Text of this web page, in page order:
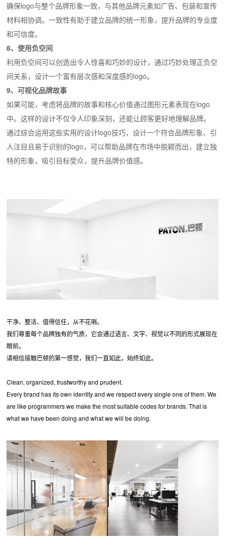
确保logo与整个品牌形象一致，与其他品牌元素如广告、包装和宣传
材料相协调。一致性有助于建立品牌的统一形象，提升品牌的专业度
和可信度。
8、使用负空间
利用负空间可以创造出令人惊喜和巧妙的设计，通过巧妙处理正负空
间关系，设计一个富有层次感和深度感的logo。
9、可视化品牌故事
如果可能，考虑将品牌的故事和核心价值通过图形元素表现在logo
中。这样的设计不仅令人印象深刻，还能让顾客更好地理解品牌。
通过综合运用这些实用的设计logo技巧，设计一个符合品牌形象、引
人注目且易于识别的logo，可以帮助品牌在市场中脱颖而出，建立独
特的形象，吸引目标受众，提升品牌价值感。
干净、整洁、值得信任，从不花哨。
我们尊重每个品牌独有的气质，它会通过语言、文字、视觉以不同的形式展现在
眼前。
请相信接触巴顿的第一感觉，我们一直如此，始终如此。
Clean, organized, trustworthy and prudent.
Every brand has its own identity and we respect every single one of them. We
are like programmers we make the most suitable codes for brands. That is
what we have been doing and what we will be doing.